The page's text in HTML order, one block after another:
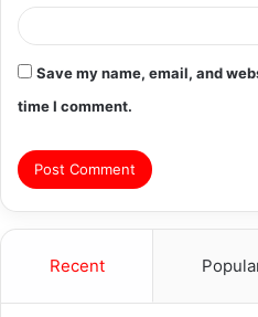
Save my name, email, and
time I comment.
Recent